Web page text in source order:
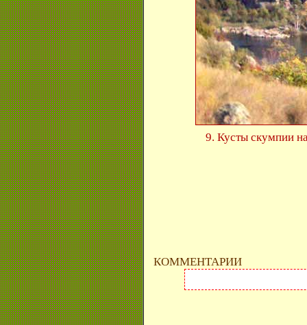
9. Кусты скумпии
КОММЕНТАРИИ